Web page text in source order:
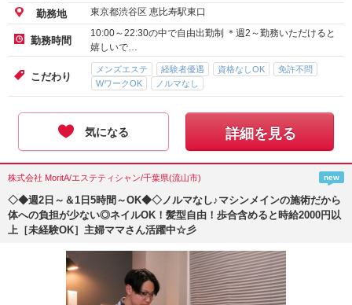
勤務地 東京都渋谷区 恵比寿駅東口
勤務時間
10:00～22:30の中で自由出勤制 ＊週2～勤務いただけると
嬉しいで…
こだわり
メンズエステ 経験者優遇 資格なしOK
免許不問
WワークOK
ノルマなし
気になる 詳細を見る
株式会社 MoritA/エステティシャン/千葉県(流山市) new
◇◆週2日～＆1日5時間～OK◆◇ノルマなし♪マシンメインの施術だから
体への負担が少ない◎ネイルOK！髪型自由！歩合含めると時給2000円以
上［未経験OK］主婦ママさん活躍中☆彡